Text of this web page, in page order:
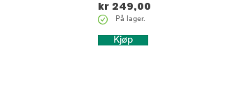
kr 249,00
På lager.
Kjøp